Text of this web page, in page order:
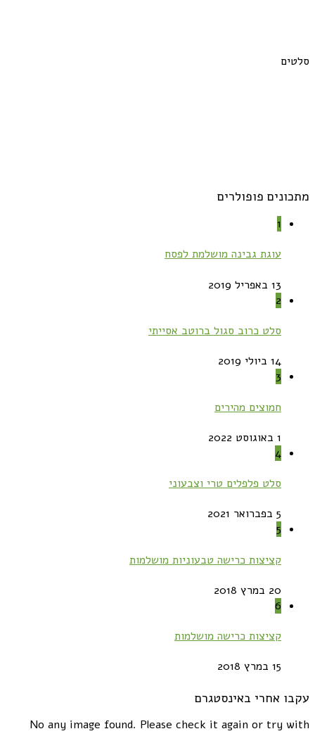
סלטים
מתכונים פופולרים
1
עוגת גבינה מושלמת לפסח
13 באפריל 2019
2
סלט כרוב סגול ברוטב אסייתי
14 ביולי 2019
3
חמוצים מהירים
1 באוגוסט 2022
4
סלט פלפלים טרי וצבעוני
5 בפברואר 2021
5
קציצות כרישה טבעוניות מושלמות
20 במרץ 2018
6
קציצות כרישה מושלמות
15 במרץ 2018
עקבו אחרי באינסטגרם
No any image found. Please check it again or try with